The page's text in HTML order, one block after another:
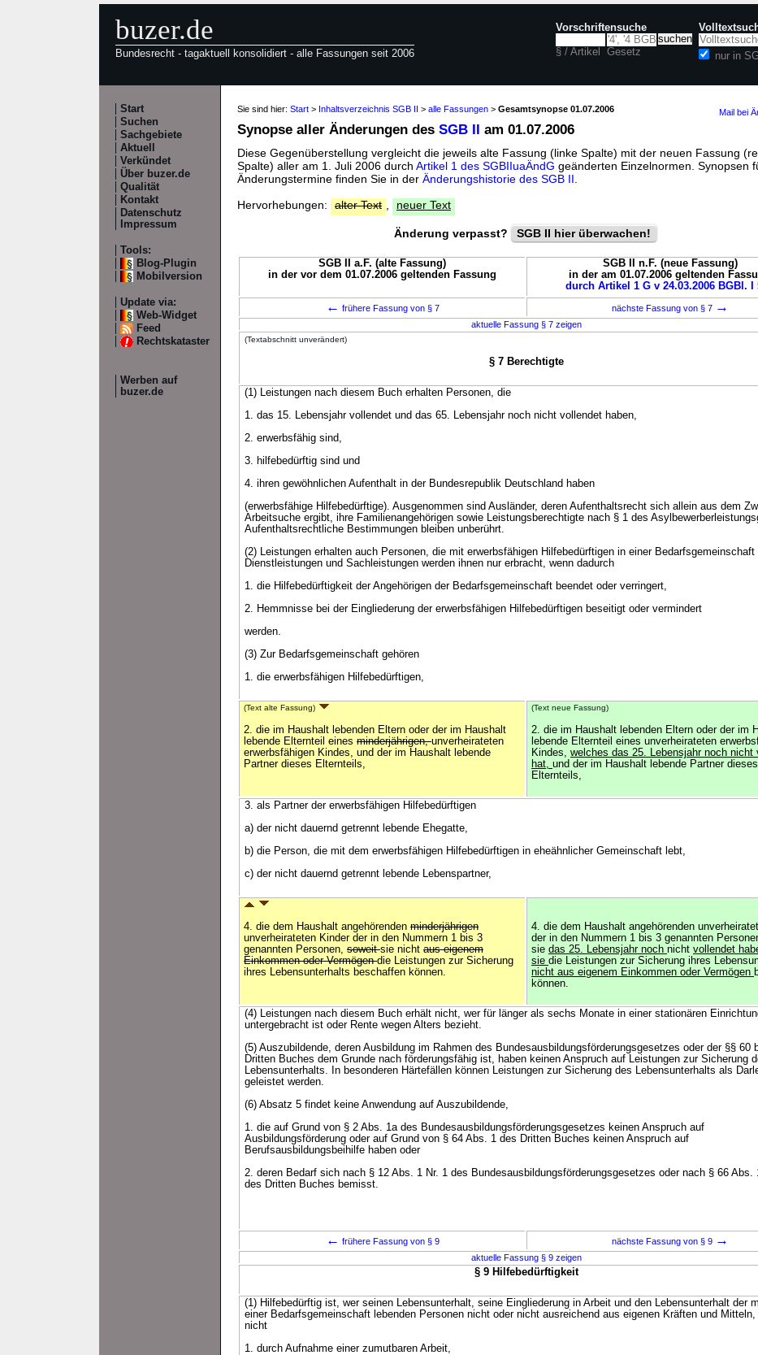
buzer.de
Bundesrecht - tagaktuell konsolidiert - alle Fassungen seit 2006
Vorschriftensuche
§ / Artikel Gesetz nur in
Start
Suchen
Sachgebiete
Aktuell
Verkündet
Über buzer.de
Qualität
Kontakt
Datenschutz
Impressum
Tools:
Blog-Plugin
Mobilversion
Update via:
Web-Widget
Feed
Rechtskataster
Werben auf
buzer.de
Sie sind hier: Start > Inhaltsverzeichnis SGB II > alle Fassungen > Gesamtsynopse 01.07.2006 Mail bei
Synopse aller Änderungen des SGB II am 01.07.2006
Diese Gegenüberstellung vergleicht die jeweils alte Fassung (linke Spalte) mit der neuen Fassung
Spalte) aller am 1. Juli 2006 durch Artikel 1 des SGBIIuaÄndG geänderten Einzelnormen. Synopsen
Änderungstermine finden Sie in der Änderungshistorie des SGB II
Hervorhebungen:
alter Text neuer Text
Änderung verpasst? SGB II hier überwachen!
SGB II a.F. (alte Fassung)
in der vor dem 01.07.2006 geltenden Fassung
SGB II n.F. (neue Fassung)
in der am 01.07.2006 geltenden
durch Artikel 1 G v 24.03.2006 BGBl. I
← frühere Fassung von § 7 nächste Fassung von § 7 →
aktuelle Fassung § 7 zeigen
(Textabschnitt unverändert)
§ 7 Berechtigte
(1) Leistungen nach diesem Buch erhalten Personen, die
1. das 15. Lebensjahr vollendet und das 65. Lebensjahr noch nicht vollendet haben,
2. erwerbsfähig sind,
3. hilfebedürftig sind und
4. ihren gewöhnlichen Aufenthalt in der Bundesrepublik Deutschland haben
(erwerbsfähige Hilfebedürftige). Ausgenommen sind Ausländer, deren Aufenthaltsrecht sich allein aus dem
Arbeitsuche ergibt, ihre Familienangehörigen sowie Leistungsberechtigte nach § 1 des
Aufenthaltsrechtliche Bestimmungen bleiben unberührt.
(2) Leistungen erhalten auch Personen, die mit erwerbsfähigen Hilfebedürftigen in einer Bedarfsgemeinschaft
Dienstleistungen und Sachleistungen werden ihnen nur erbracht, wenn dadurch
1. die Hilfebedürftigkeit der Angehörigen der Bedarfsgemeinschaft beendet oder verringert,
2. Hemmnisse bei der Eingliederung der erwerbsfähigen Hilfebedürftigen beseitigt oder vermindert
werden.
(3) Zur Bedarfsgemeinschaft gehören
1. die erwerbsfähigen Hilfebedürftigen,
(Text alte Fassung)
2. die im Haushalt lebenden Eltern oder der im Haushalt
lebende Elternteil eines minderjährigen,unverheirateten
erwerbsfähigen Kindes, und der im Haushalt lebende
Partner dieses Elternteils,
(Text neue Fassung)
2. die im Haushalt lebenden Eltern oder der im
lebende Elternteil eines unverheirateten
Kindes, welches das 25. Lebensjahr noch nicht
hat, und der im Haushalt lebende Partner dieses
Elternteils,
3. als Partner der erwerbsfähigen Hilfebedürftigen
a) der nicht dauernd getrennt lebende Ehegatte,
b) die Person, die mit dem erwerbsfähigen Hilfebedürftigen in eheähnlicher Gemeinschaft lebt,
c) der nicht dauernd getrennt lebende Lebenspartner,
4. die dem Haushalt angehörenden minderjährigen
unverheirateten Kinder der in den Nummern 1 bis 3
genannten Personen, soweitsie nicht aus eigenem
Einkommen oder Vermögendie Leistungen zur Sicherung
ihres Lebensunterhalts beschaffen können.
4. die dem Haushalt angehörenden
der in den Nummern 1 bis 3 genannten
sie das 25. Lebensjahr noch nicht vollendet
sie die Leistungen zur Sicherung ihres
nicht aus eigenem Einkommen oder Vermögen
können.
(4) Leistungen nach diesem Buch erhält nicht, wer für länger als sechs Monate in einer stationären
untergebracht ist oder Rente wegen Alters bezieht.
(5) Auszubildende, deren Ausbildung im Rahmen des Bundesausbildungsförderungsgesetzes oder der §§ 60
Dritten Buches dem Grunde nach förderungsfähig ist, haben keinen Anspruch auf Leistungen zur Sicherung
Lebensunterhalts. In besonderen Härtefällen können Leistungen zur Sicherung des Lebensunterhalts als
geleistet werden.
(6) Absatz 5 findet keine Anwendung auf Auszubildende,
1. die auf Grund von § 2 Abs. 1a des Bundesausbildungsförderungsgesetzes keinen Anspruch auf
Ausbildungsförderung oder auf Grund von § 64 Abs. 1 des Dritten Buches keinen Anspruch auf
Berufsausbildungsbeihilfe haben oder
2. deren Bedarf sich nach § 12 Abs. 1 Nr. 1 des Bundesausbildungsförderungsgesetzes oder nach § 66 Abs.
des Dritten Buches bemisst.
← frühere Fassung von § 9 nächste Fassung von § 9 →
aktuelle Fassung § 9 zeigen
§ 9 Hilfebedürftigkeit
(1) Hilfebedürftig ist, wer seinen Lebensunterhalt, seine Eingliederung in Arbeit und den Lebensunterhalt der
einer Bedarfsgemeinschaft lebenden Personen nicht oder nicht ausreichend aus eigenen Kräften und Mitteln,
nicht
1. durch Aufnahme einer zumutbaren Arbeit,